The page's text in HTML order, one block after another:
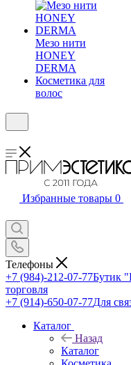
Мезо нити
HONEY
DERMA
Косметика для
волос
Избранные товары 0
Телефоны
+7 (984)-212-07-77Бутик
торговля
+7 (914)-650-07-77Для
Каталог
Назад
Каталог